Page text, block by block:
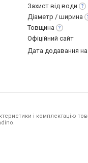
Захист від води
Діаметр / ширина
Товщина
Офіційний сайт
Дата додавання на
і комплектацію